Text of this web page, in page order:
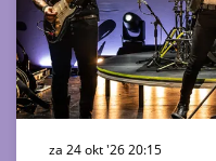
za 24 okt '2620:15